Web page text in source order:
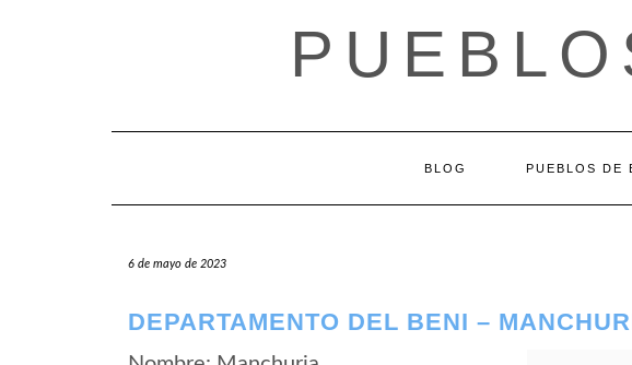
BLOG PUEBLOS DE
6 de mayo de 2023
DEPARTAMENTO DEL BENI –